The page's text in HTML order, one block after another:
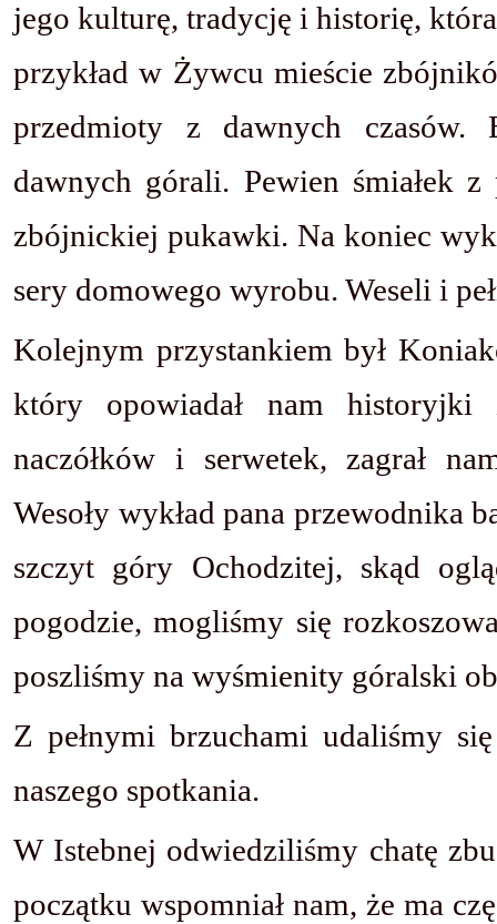
jego kulturę, tradycję i historię,
przykład w Żywcu mieście
przedmioty z dawnych czasów.
dawnych górali. Pewien śmiałek
zbójnickiej pukawki. Na koniec
sery domowego wyrobu. Weseli i
Kolejnym przystankiem był
który opowiadał nam historyjki
naczółków i serwetek, zagrał
Wesoły wykład pana przewodnika
szczyt góry Ochodzitej, skąd
pogodzie, mogliśmy się
poszliśmy na wyśmienity góralski
Z pełnymi brzuchami udaliśmy
naszego spotkania.
W Istebnej odwiedziliśmy chatę
początku wspomniał nam, że ma